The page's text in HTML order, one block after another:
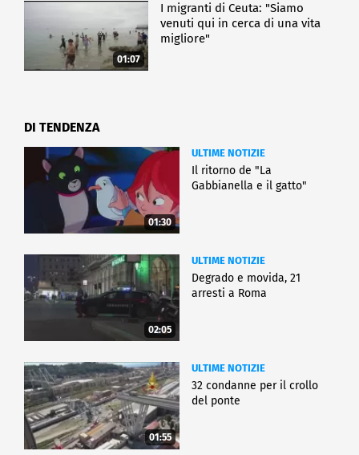
01:07
I migranti di Ceuta: "Siamo
venuti qui in cerca di una vita
migliore"
DI TENDENZA
01:30
ULTIME NOTIZIE
Il ritorno de "La
Gabbianella e il gatto"
02:05
ULTIME NOTIZIE
Degrado e movida, 21
arresti a Roma
01:55
ULTIME NOTIZIE
32 condanne per il crollo
del ponte